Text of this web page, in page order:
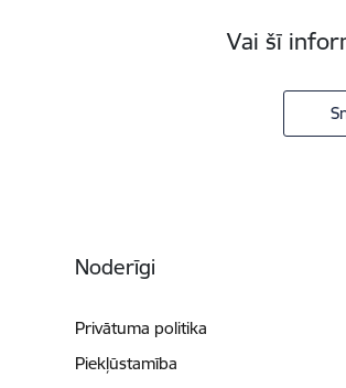
Vai šī
Noderīgi
Privātuma politika
Piekļūstamība